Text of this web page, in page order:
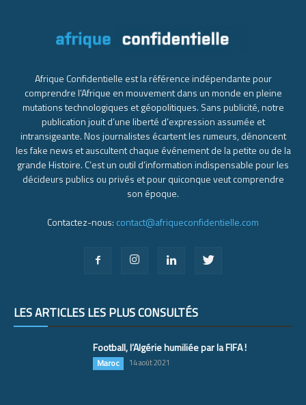
Afrique Confidentielle est la référence indépendante pour
comprendre l’Afrique en mouvement dans un monde en pleine
mutations technologiques et géopolitiques. Sans publicité, notre
publication jouit d’une liberté d’expression assumée et
intransigeante. Nos journalistes écartent les rumeurs, dénoncent
les fake news et auscultent chaque événement de la petite ou de la
grande Histoire. C’est un outil d’information indispensable pour les
décideurs publics ou privés et pour quiconque veut comprendre
son époque.
Contactez-nous: contact@afriqueconfidentielle.com
LES ARTICLES LES PLUS CONSULTÉS
Football, l’Algérie humiliée par la FIFA !
Maroc 14 août 2021